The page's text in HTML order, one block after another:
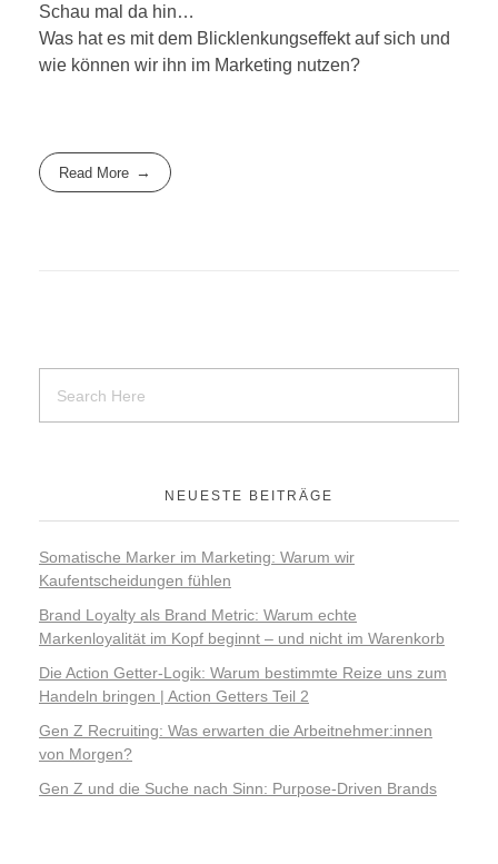
Schau mal da hin…
Was hat es mit dem Blicklenkungseffekt auf sich und
wie können wir ihn im Marketing nutzen?
Read More
NEUESTE BEITRÄGE
Somatische Marker im Marketing: Warum wir
Kaufentscheidungen fühlen
Brand Loyalty als Brand Metric: Warum echte
Markenloyalität im Kopf beginnt – und nicht im Warenkorb
Die Action Getter-Logik: Warum bestimmte Reize uns zum
Handeln bringen | Action Getters Teil 2
Gen Z Recruiting: Was erwarten die Arbeitnehmer:innen
von Morgen?
Gen Z und die Suche nach Sinn: Purpose-Driven Brands